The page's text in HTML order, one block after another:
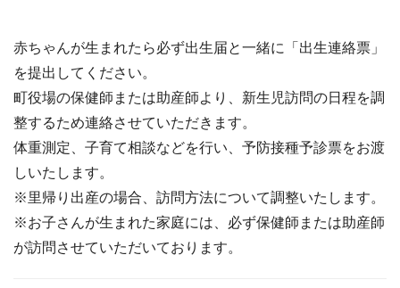
赤ちゃんが生まれたら必ず出生届と一緒に「出生連絡票」
を提出してください。
町役場の保健師または助産師より、新生児訪問の日程を調
整するため連絡させていただきます。
体重測定、子育て相談などを行い、予防接種予診票をお渡
しいたします。
※里帰り出産の場合、訪問方法について調整いたします。
※お子さんが生まれた家庭には、必ず保健師または助産師
が訪問させていただいております。